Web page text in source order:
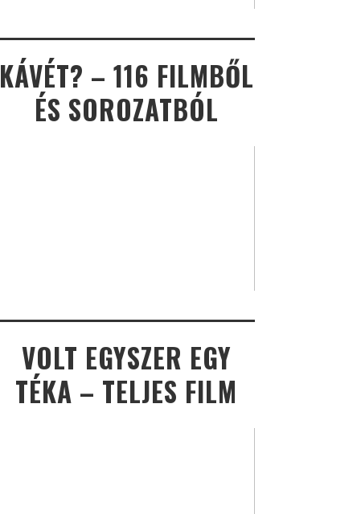
KÁVÉT? – 116 FILMBŐL
ÉS SOROZATBÓL
VOLT EGYSZER EGY
TÉKA – TELJES FILM